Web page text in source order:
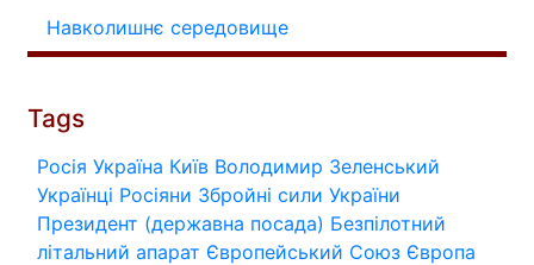
Навколишнє середовище
Tags
Росія Україна Київ Володимир Зеленський
Українці Росіяни Збройні сили України
Президент (державна посада) Безпілотний
літальний апарат Європейський Союз Європа